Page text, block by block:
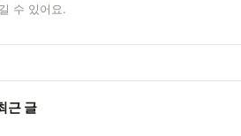
수 있어요.
근 글